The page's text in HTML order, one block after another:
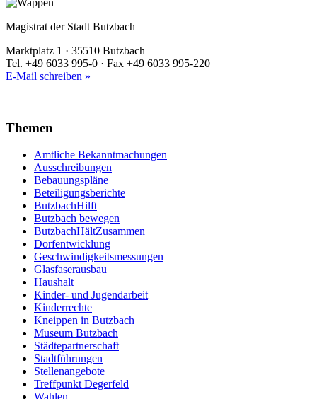
Magistrat der Stadt Butzbach
Marktplatz 1 · 35510 Butzbach
Tel. +49 6033 995-0 · Fax +49 6033 995-220
E-Mail schreiben »
Themen
Amtliche Bekanntmachungen
Ausschreibungen
Bebauungspläne
Beteiligungsberichte
ButzbachHilft
Butzbach bewegen
ButzbachHältZusammen
Dorfentwicklung
Geschwindigkeitsmessungen
Glasfaserausbau
Haushalt
Kinder- und Jugendarbeit
Kinderrechte
Kneippen in Butzbach
Museum Butzbach
Städtepartnerschaft
Stadtführungen
Stellenangebote
Treffpunkt Degerfeld